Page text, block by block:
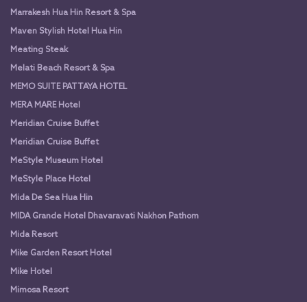
Marrakesh Hua Hin Resort & Spa
Maven Stylish Hotel Hua Hin
Meating Steak
Melati Beach Resort & Spa
MEMO SUITE PATTAYA HOTEL
MERA MARE Hotel
Meridian Cruise Buffet
Meridian Cruise Buffet
MeStyle Museum Hotel
MeStyle Place Hotel
Mida De Sea Hua Hin
MIDA Grande Hotel Dhavaravati Nakhon Pathom
Mida Resort
Mike Garden Resort Hotel
Mike Hotel
Mimosa Resort